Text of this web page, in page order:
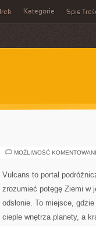
Kategorie Spis
MOŻLIWOŚĆ
Vulcans to portal
zrozumieć potęgę Ziemi w
odsłonie. To miejsce,
cieple wnętrza planety, a